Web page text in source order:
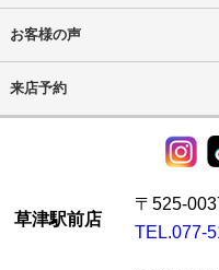
お客様の声
来店予約
草津駅前店
〒525-
TEL.077-